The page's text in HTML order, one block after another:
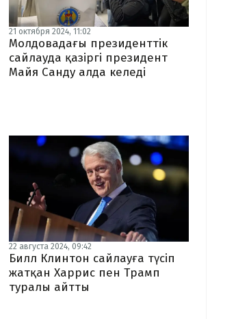
21 октября 2024, 11:02
Молдовадағы президенттік
сайлауда қазіргі президент
Майя Санду алда келеді
22 августа 2024, 09:42
Билл Клинтон сайлауға түсіп
жатқан Харрис пен Трамп
туралы айтты